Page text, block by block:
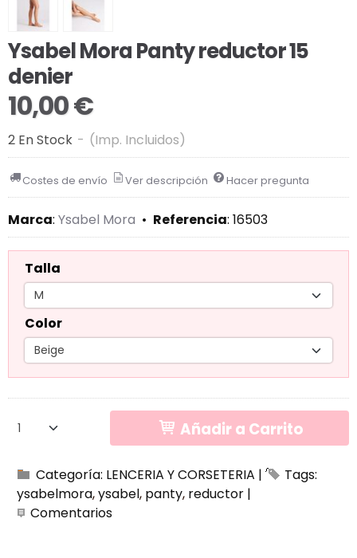
Ysabel Mora Panty reductor 15
denier
10,00 €
2 En Stock - (Imp. Incluidos)
Costes de envío Ver descripción Hacer pregunta
Marca: Ysabel Mora • Referencia: 16503
Talla
Color
Añadir a Carrito
Categoría: LENCERIA Y CORSETERIA |
Tags:
ysabelmora ysabel panty reductor |
Comentarios